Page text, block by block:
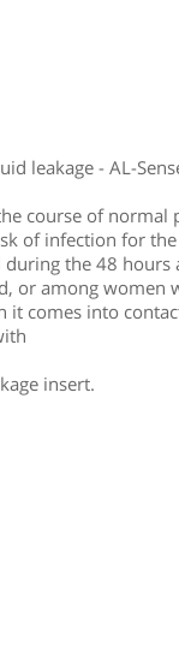
leakage - AL-
course of
of infection for
the 48 hours
or among
it comes into
insert.